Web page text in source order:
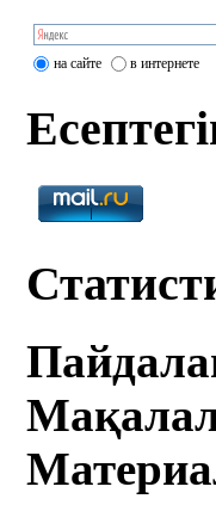
на сайте в интернете